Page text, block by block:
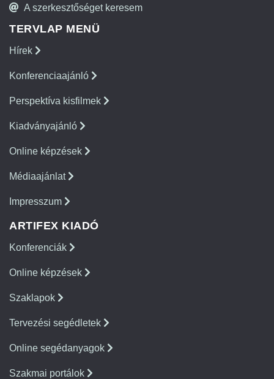
A szerkesztőséget keresem
TERVLAP MENÜ
Hírek
Konferenciaajánló
Perspektíva kisfilmek
Kiadványajánló
Online képzések
Médiaajánlat
Impresszum
ARTIFEX KIADÓ
Konferenciák
Online képzések
Szaklapok
Tervezési segédletek
Online segédanyagok
Szakmai portálok